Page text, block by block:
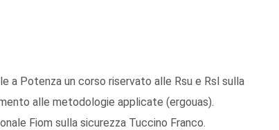
a Potenza un corso riservato alle Rsu e Rsl sulla
alle metodologie applicate (ergouas).
Fiom sulla sicurezza Tuccino Franco.